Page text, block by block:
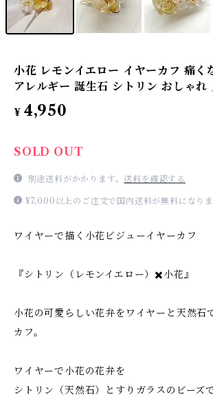
小花 レモンイエロー イヤーカフ 痛く
アレルギー 誕生石 シトリン おしゃれ
¥ 4,950
SOLD OUT
別途送料がかかります。送料を確認する
¥7,000以上のご注文で国内送料が無料になりま
ワイヤーで描く小花ビジューイヤーカフ
『シトリン（レモンイエロー）✖️小花』
小花の可愛らしい花弁をワイヤーと天然石
カフ。
ワイヤーで小花の花弁を
シトリン（天然石）とすりガラスのビーズ